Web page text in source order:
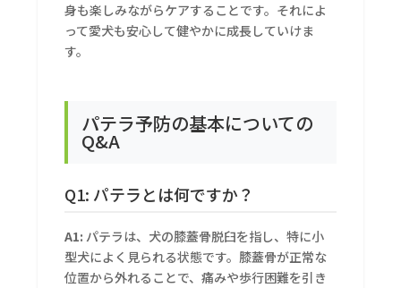
身も楽しみながらケアすることです。それによ
って愛犬も安心して健やかに成長していけま
す。
パテラ予防の基本についての
Q&A
Q1: パテラとは何ですか？
A1: パテラは、犬の膝蓋骨脱臼を指し、特に小
型犬によく見られる状態です。膝蓋骨が正常な
位置から外れることで、痛みや歩行困難を引き